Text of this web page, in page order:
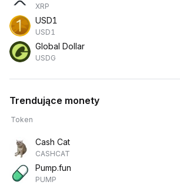
XRP
USD1
USD1
Global Dollar
USDG
Trendujące monety
Token
Cash Cat
CASHCAT
Pump.fun
PUMP